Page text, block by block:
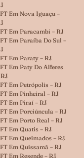
Em Nova Iguaçu –
Em Paracambi – RJ
Em Paraíba Do Sul –
Em Paraty – RJ
Em Paty Do Alferes
Em Petrópolis – RJ
Em Pinheiral – RJ
Em Piraí – RJ
Em Porciúncula – RJ
Em Porto Real – RJ
Em Quatis – RJ
Em Queimados – RJ
Em Quissamã – RJ
Em Resende – RJ